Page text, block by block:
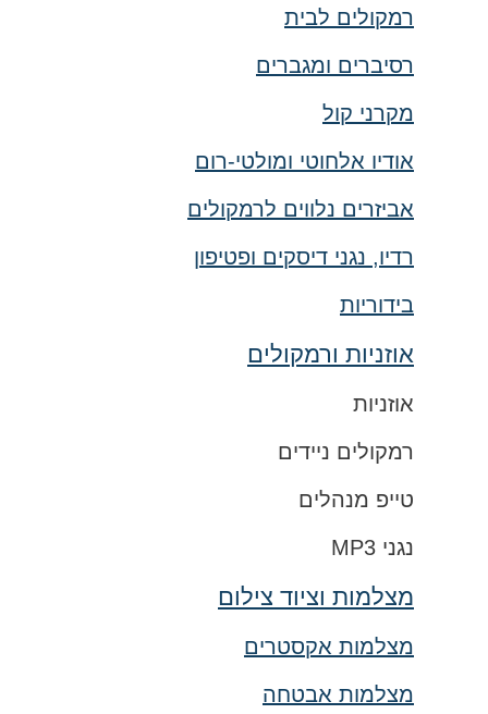
רמקולים לבית
רסיברים ומגברים
מקרני קול
אודיו אלחוטי ומולטי-רום
אביזרים נלווים לרמקולים
רדיו, נגני דיסקים ופטיפון
בידוריות
אוזניות ורמקולים
אוזניות
רמקולים ניידים
טייפ מנהלים
נגני MP3
מצלמות וציוד צילום
מצלמות אקסטרים
מצלמות אבטחה